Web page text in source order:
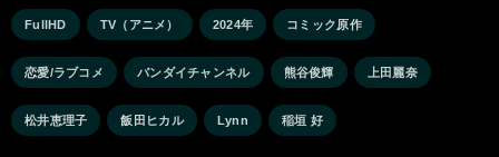
FullHD TV（アニメ） 2024年 コミック原作
恋愛/ラブコメ バンダイチャンネル 熊谷俊輝 上田麗奈
松井恵理子 飯田ヒカル Lynn 稲垣 好